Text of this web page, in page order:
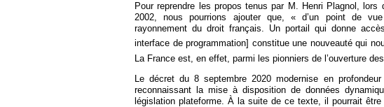
Pour reprendre les propos tenus par M. Henri Plagnol, lors
2002, nous pourrions ajouter que, « d’un point de
rayonnement du droit français. Un portail qui donne
interface de programmation] constitue une nouveauté qui
La France est, en effet, parmi les pionniers de l’ouverture
Le décret du 8 septembre 2020 modernise en
reconnaissant la mise à disposition de données
législation plateforme. À la suite de ce texte, il pourrait